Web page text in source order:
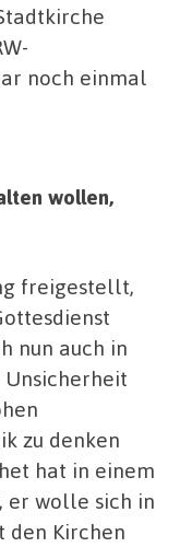
noch einmal
wollen,
freigestellt,
nun auch in
zu denken
hat in einem
er wolle sich in
den Kirchen